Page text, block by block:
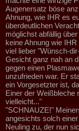
Augenersatz böse
Ahnung, wie IHR es
überdeutlichen
möglichst abfällig
keine Ahnung wie
viel lieber "Wünsch-
Gesicht ganz nah an
gegen einen
unzufrieden war. Er
ein Vorgesetzter ist,
Einer der Weißbleche
vielleicht..."
"SCHNAUZE!"
angesichts solch
Neuling zu, der nun